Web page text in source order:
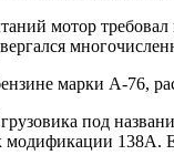
мотор требовал
марки А-76,
под
модификации 138А.